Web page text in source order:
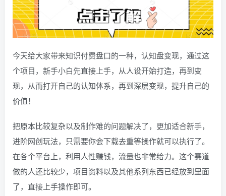
今天给大家带来知识付费盘口的一种，认知盘变现，通过这
个项目，新手小白先直接上手，从人设开始打造，再到变
现，从而打开自己的认知体系，再到深层变现，提升自己的
价值！
把原本比较复杂以及制作难的问题解决了，更加适合新手，
进阶网创玩法，只需要你会下载去重等操作就可以执行了。
在各个平台上，利用人性赚钱，流量也非常给力。这个赛道
做的人还比较少，项目资料以及其他系列东西已经放到里面
了，直接上手操作即可。